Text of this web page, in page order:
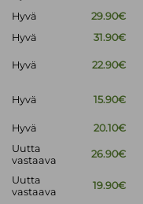
Hyvä
29.90€
Hyvä
31.90€
Hyvä 22.90€
Hyvä 15.90€
Hyvä 20.10€
Uutta
vastaava
26.90€
Uutta
vastaava
19.90€